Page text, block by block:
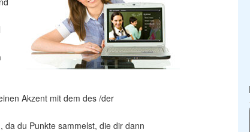
Akzent mit dem des /der
, da du Punkte sammelst, die dir dann